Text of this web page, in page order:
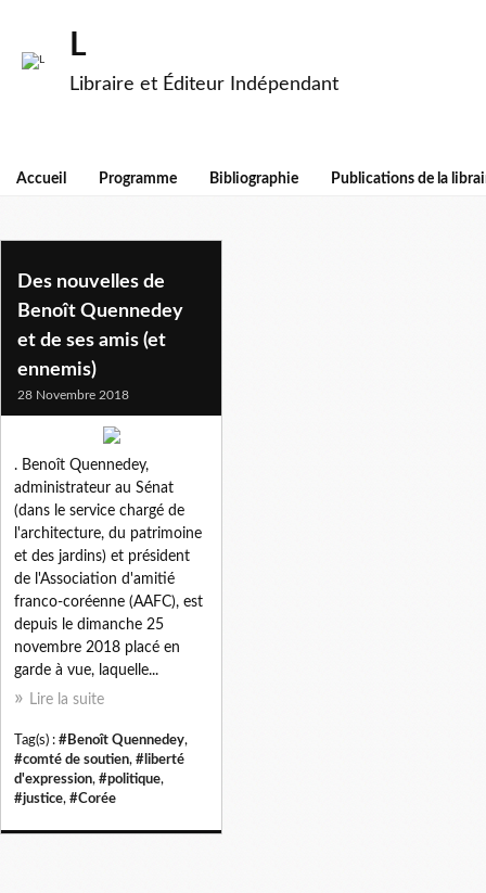
L
Libraire et Éditeur Indépendant
Accueil Programme Bibliographie Publications de la
comte de soutien
Des nouvelles de
Benoît Quennedey
et de ses amis (et
ennemis)
28 Novembre 2018
. Benoît Quennedey,
administrateur au Sénat
(dans le service chargé de
l'architecture, du patrimoine
et des jardins) et président
de l'Association d'amitié
franco-coréenne (AAFC), est
depuis le dimanche 25
novembre 2018 placé en
garde à vue, laquelle...
Lire la suite
Tag(s) : #Benoît Quennedey,
#comté de soutien, #liberté
d'expression, #politique,
#justice, #Corée